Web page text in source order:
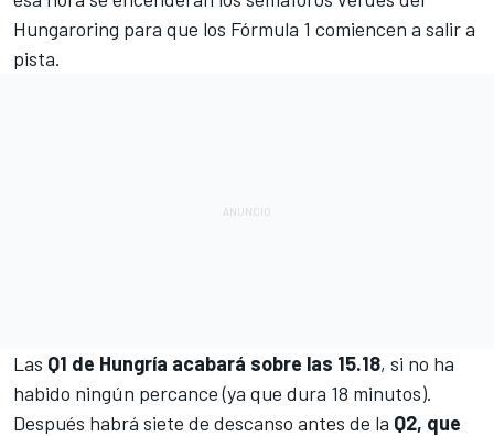
Hungaroring para que los Fórmula 1 comiencen a salir a
pista.
Las Q1 de Hungría acabará sobre las 15.18, si no ha
habido ningún percance (ya que dura 18 minutos).
Después habrá siete de descanso antes de la Q2, que